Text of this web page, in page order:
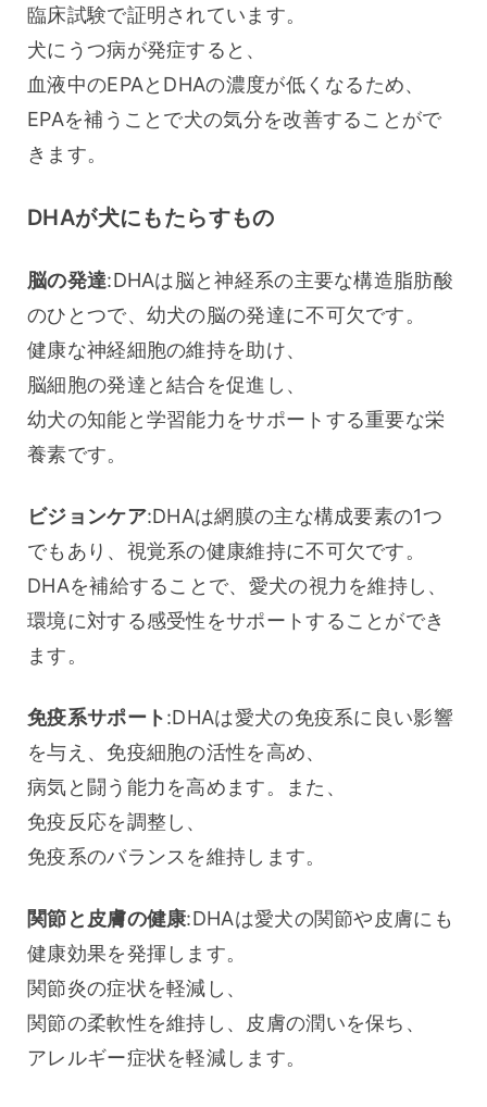
臨床試験で証明されています。
犬にうつ病が発症すると、
血液中のEPAとDHAの濃度が低くなるため、
EPAを補うことで犬の気分を改善することがで
きます。
DHAが犬にもたらすもの
脳の発達:DHAは脳と神経系の主要な構造脂肪酸
のひとつで、幼犬の脳の発達に不可欠です。
健康な神経細胞の維持を助け、
脳細胞の発達と結合を促進し、
幼犬の知能と学習能力をサポートする重要な栄
養素です。
ビジョンケア:DHAは網膜の主な構成要素の1つ
でもあり、視覚系の健康維持に不可欠です。
DHAを補給することで、愛犬の視力を維持し、
環境に対する感受性をサポートすることができ
ます。
免疫系サポート:DHAは愛犬の免疫系に良い影響
を与え、免疫細胞の活性を高め、
病気と闘う能力を高めます。また、
免疫反応を調整し、
免疫系のバランスを維持します。
関節と皮膚の健康:DHAは愛犬の関節や皮膚にも
健康効果を発揮します。
関節炎の症状を軽減し、
関節の柔軟性を維持し、皮膚の潤いを保ち、
アレルギー症状を軽減します。